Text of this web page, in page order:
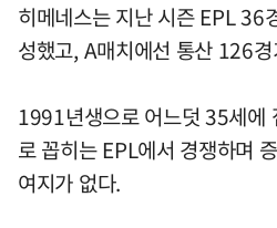
히메네스는 지난 시즌 EPL 36
성했고, A매치에선 통산 126
1991년생으로 어느덧 35세에
로 꼽히는 EPL에서 경쟁하며
여지가 없다.